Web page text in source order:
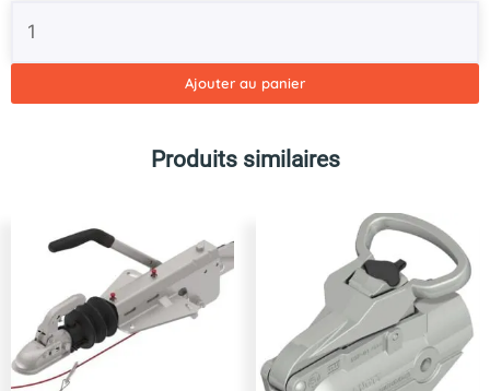
120cm
Ajouter au panier
Produits similaires